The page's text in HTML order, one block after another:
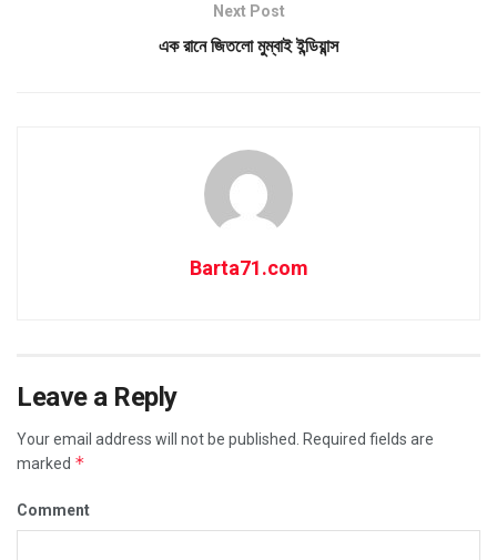
Next Post
এক রানে জিতলো মুম্বাই ইন্ডিয়ান্স
Barta71.com
Leave a Reply
Your email address will not be published.
Required fields are
marked *
Comment